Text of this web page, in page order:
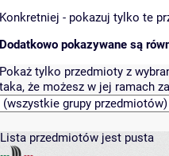
Konkretniej - pokazuj tylko te
Dodatkowo pokazywane są
Pokaż tylko przedmioty z
taka, że możesz w jej ramach
Lista przedmiotów jest pusta